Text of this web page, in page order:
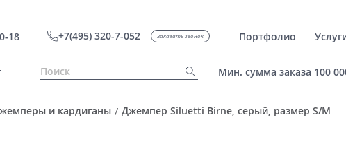
18 +7(495) 320-7-052 Заказать звонок Портфолио
Мин. сумма заказа 100
и кардиганы / Джемпер Siluetti Birne, серый, размер S/M